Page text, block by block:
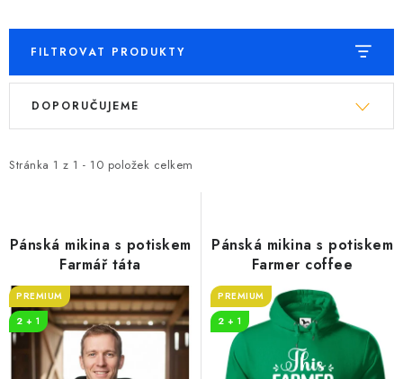
FILTROVAT PRODUKTY
V
i
r
d
u
k
Stránka 1 z 1 - 10 položek celkem
Ř
e
p
o
d
u
DOPORUČUJEME
Pánská mikina s potiskem
Farmář táta
PREMIUM
2 + 1
Pánská mikina s potiskem
Farmer coffee
PREMIUM
2 + 1